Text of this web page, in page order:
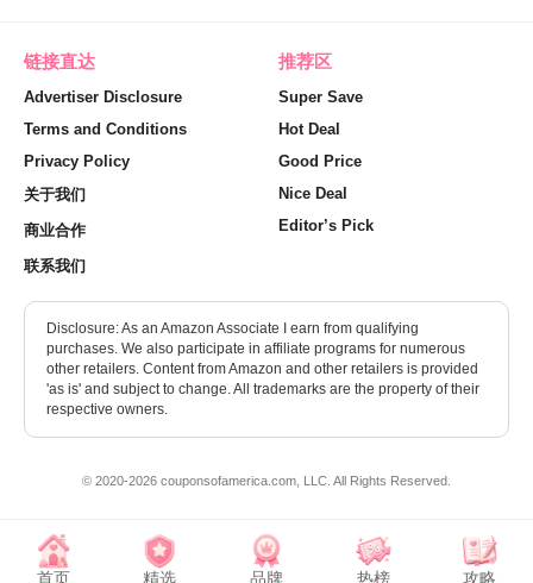
链接直达
Advertiser Disclosure
Terms and Conditions
Privacy Policy
关于我们
商业合作
联系我们
推荐区
Super Save
Hot Deal
Good Price
Nice Deal
Editor’s Pick
Disclosure: As an Amazon Associate I earn from qualifying
purchases. We also participate in affiliate programs for numerous
other retailers. Content from Amazon and other retailers is provided
'as is' and subject to change. All trademarks are the property of their
respective owners.
© 2020-2026 couponsofamerica.com, LLC. All Rights Reserved.
首页 精选 品牌 热榜 攻略